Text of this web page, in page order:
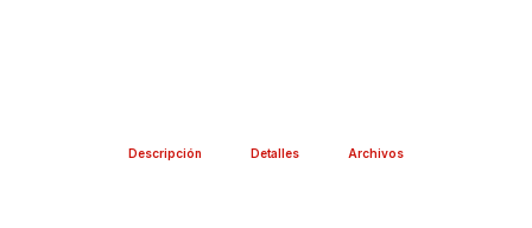
Descripción Detalles Archivos